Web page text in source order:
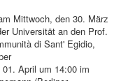
Mittwoch, den 30. März
Universität an den Prof.
di Sant' Egidio,
April um 14:00 im